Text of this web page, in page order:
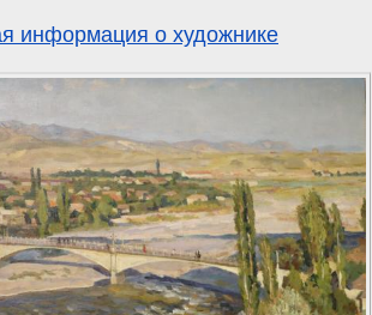
информация о художнике